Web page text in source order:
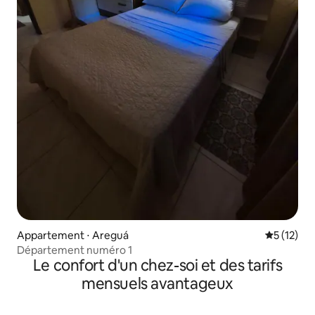
Appartement ⋅ Areguá
5 (12)
Département numéro 1
Le confort d'un chez-soi et des tarifs
mensuels avantageux